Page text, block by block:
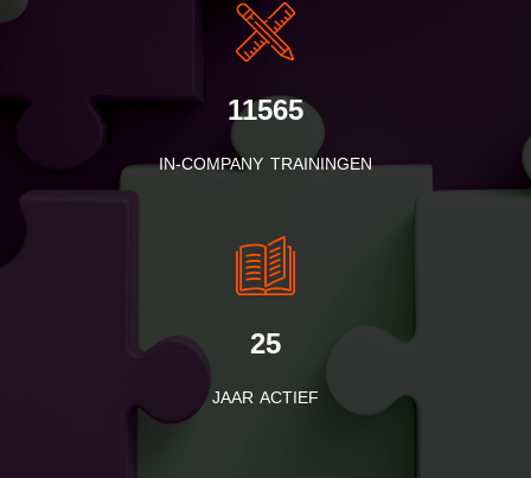
11565
IN-COMPANY TRAININGEN
25
JAAR ACTIEF